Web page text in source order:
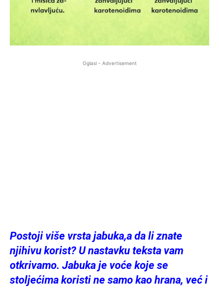
Oglasi - Advertisement
Postoji više vrsta jabuka,a da li znate
njihivu korist? U nastavku teksta vam
otkrivamo. Jabuka je voće koje se
stoljećima koristi ne samo kao hrana, već i